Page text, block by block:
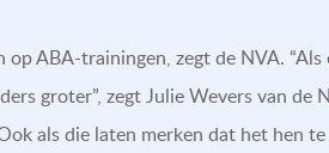
ABA-trainingen, zegt de NVA.
groter”, zegt Julie Wevers van de
als die laten merken dat het hen te